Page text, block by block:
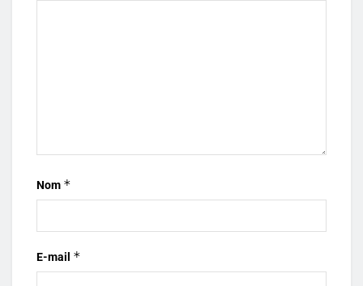
Nom *
E-mail *